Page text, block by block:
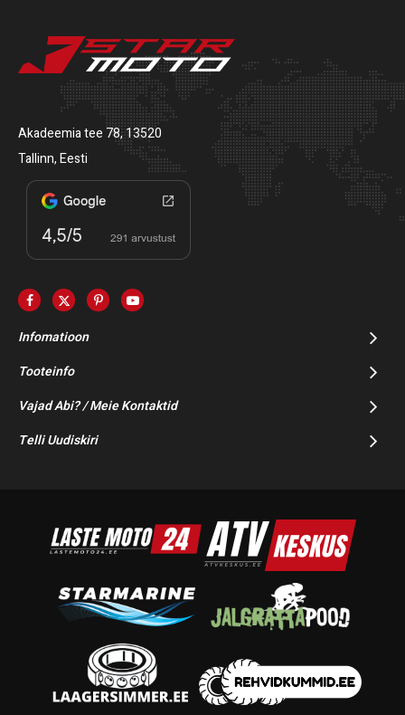
Akadeemia tee 78, 13520
Tallinn, Eesti
Infomatioon
Tooteinfo
Vajad Abi? / Meie Kontaktid
Telli Uudiskiri